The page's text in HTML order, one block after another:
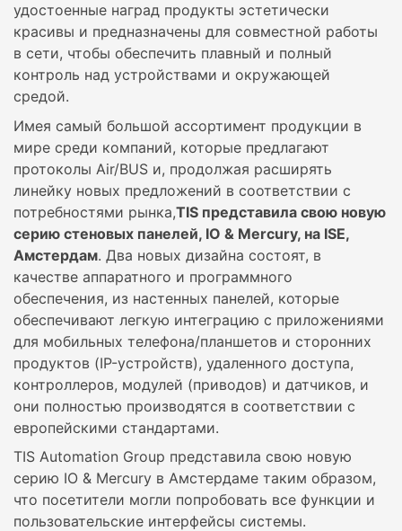
удостоенные наград продукты эстетически
красивы и предназначены для совместной работы
в сети, чтобы обеспечить плавный и полный
контроль над устройствами и окружающей
средой.
Имея самый большой ассортимент продукции в
мире среди компаний, которые предлагают
протоколы Air/BUS и, продолжая расширять
линейку новых предложений в соответствии с
потребностями рынка,TIS представила свою новую
серию стеновых панелей, IO & Mercury, на ISE,
Амстердам. Два новых дизайна состоят, в
качестве аппаратного и программного
обеспечения, из настенных панелей, которые
обеспечивают легкую интеграцию с приложениями
для мобильных телефона/планшетов и сторонних
продуктов (IP-устройств), удаленного доступа,
контроллеров, модулей (приводов) и датчиков, и
они полностью производятся в соответствии с
европейскими стандартами.
TIS Automation Group представила свою новую
серию IO & Mercury в Амстердаме таким образом,
что посетители могли попробовать все функции и
пользовательские интерфейсы системы.